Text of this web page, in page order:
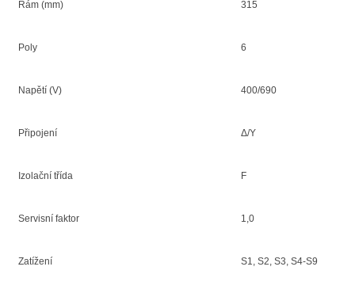
Rám (mm) 315
Poly 6
Napětí (V) 400/690
Připojení Δ/Y
Izolační třída F
Servisní faktor 1,0
Zatížení S1, S2, S3, S4-S9